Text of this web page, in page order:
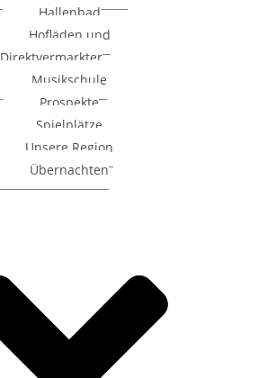
Hallenbad
Hofläden und
Direktvermarkter
Musikschule
Prospekte
Spielplätze
Unsere Region
Übernachten